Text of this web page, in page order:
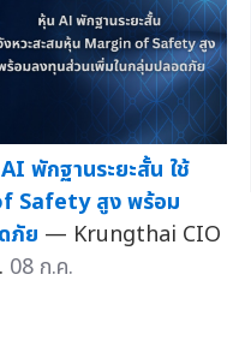
พักฐานระยะสั้น ใช้
Safety สูง พร้อม
ภัย — Krungthai CIO
08 ก.ค.